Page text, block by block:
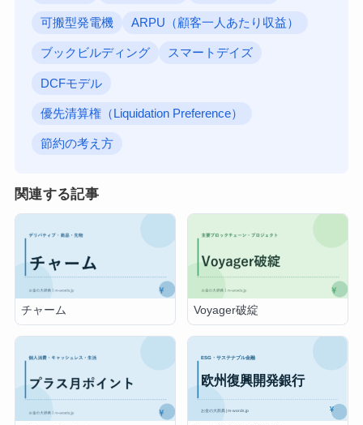
可搬型発電機 ARPU（顧客一人あたり収益）
ブックビルディング スマートデイズ
DCFモデル
優先清算権（Liquidation Preference）
節約の考え方
関連する記事
チャーム Voyager破綻